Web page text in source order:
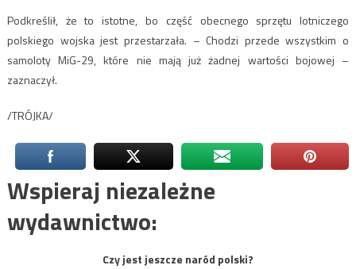
Podkreślił, że to istotne, bo część obecnego sprzętu lotniczego
polskiego wojska jest przestarzała. – Chodzi przede wszystkim o
samoloty MiG-29, które nie mają już żadnej wartości bojowej –
zaznaczył.
/TRÓJKA/
Wspieraj niezależne
wydawnictwo:
Czy jest jeszcze naród polski?